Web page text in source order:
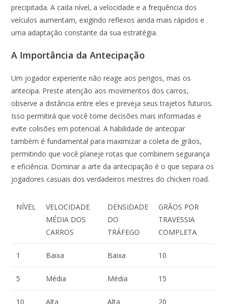
precipitada. A cada nível, a velocidade e a frequência dos
veículos aumentam, exigindo reflexos ainda mais rápidos e
uma adaptação constante da sua estratégia.
A Importância da Antecipação
Um jogador experiente não reage aos perigos, mas os
antecipa. Preste atenção aos movimentos dos carros,
observe a distância entre eles e preveja seus trajetos futuros.
Isso permitirá que você tome decisões mais informadas e
evite colisões em potencial. A habilidade de antecipar
também é fundamental para maximizar a coleta de grãos,
permitindo que você planeje rotas que combinem segurança
e eficiência. Dominar a arte da antecipação é o que separa os
jogadores casuais dos verdadeiros mestres do chicken road.
NÍVEL
VELOCIDADE
MÉDIA DOS
CARROS
DENSIDADE
DO
TRÁFEGO
GRÃOS POR
TRAVESSIA
COMPLETA
1 Baixa Baixa 10
5 Média Média 15
10 Alta Alta 20